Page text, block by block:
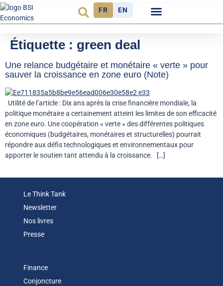
FR EN
Étiquette : green deal
Une relance budgétaire et monétaire « verte » pour
sauver la croissance en zone euro (Note)
Utilité de l’article : Dix ans après la crise financière mondiale, la
politique monétaire a certainement atteint les limites de son efficacité
en zone euro. Une coopération « verte » des différentes politiques
économiques (budgétaires, monétaires et structurelles) pourrait
répondre aux défis technologiques et environnementaux pour
apporter le soutien tant attendu à la croissance. […]
Le Think Tank
Newsletter
Nos livres
Presse
Finance
Conjoncture